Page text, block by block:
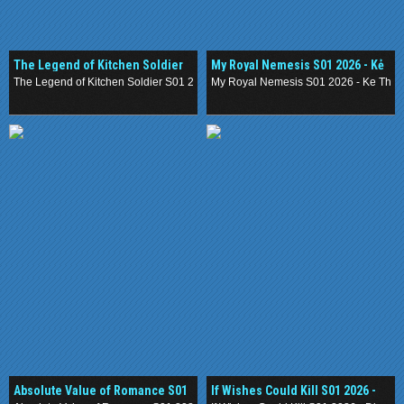
The Legend of Kitchen Soldier
S01 2026 - Huyền Thoại Lính Bếp
The Legend of Kitchen Soldier S01 2026 - Huyen Thoai Linh Bep
My Royal Nemesis S01 2026 - Kẻ
Thù Hoàng Gia Của Tôi
My Royal Nemesis S01 2026 - Ke Thu
Absolute Value of Romance S01
If Wishes Could Kill S01 2026 -